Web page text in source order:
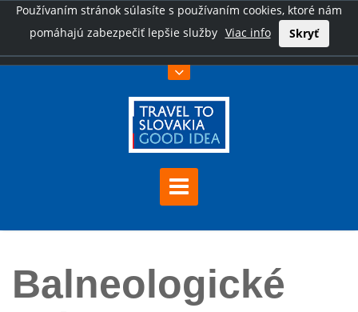
Používaním stránok súlasíte s používaním cookies, ktoré nám
pomáhajú zabezpečiť lepšie služby Viac info Skryť
Balneologické múzeum Piešťany
Balneologické